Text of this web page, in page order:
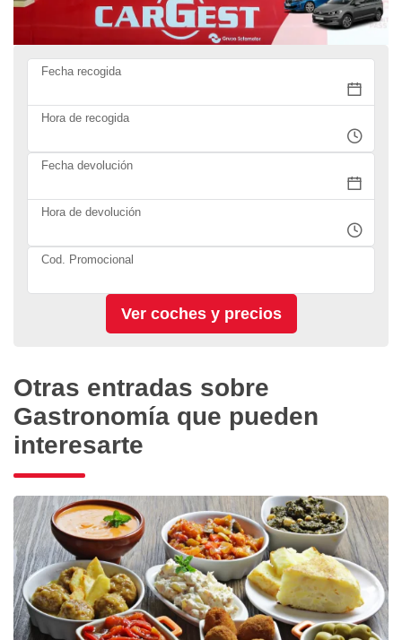
Fecha recogida
Hora de recogida
Fecha devolución
Hora de devolución
Cod. Promocional
Otras entradas sobre
Gastronomía que pueden
interesarte